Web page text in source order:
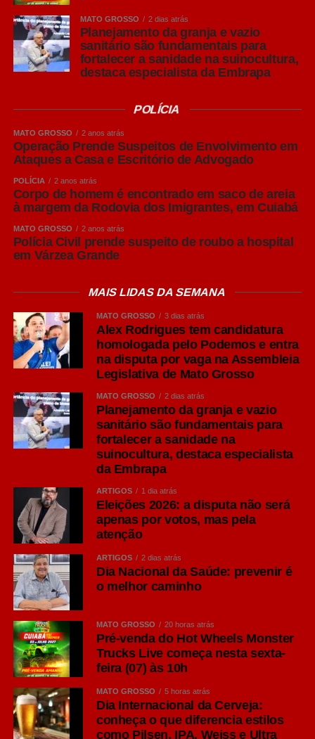
MATO GROSSO 2 dias atrás
Planejamento da granja e vazio
sanitário são fundamentais para
fortalecer a sanidade na suinocultura,
destaca especialista da Embrapa
POLÍCIA
MATO GROSSO 2 anos atrás
Operação Prende Suspeitos de Envolvimento em
Ataques a Casa e Escritório de Advogado
POLÍCIA 2 anos atrás
Corpo de homem é encontrado em saco de areia
à margem da Rodovia dos Imigrantes, em Cuiabá
MATO GROSSO 2 anos atrás
Polícia Civil prende suspeito de roubo a hospital
em Várzea Grande
MAIS LIDAS DA SEMANA
MATO GROSSO 3 dias atrás
Alex Rodrigues tem candidatura
homologada pelo Podemos e entra
na disputa por vaga na Assembleia
Legislativa de Mato Grosso
MATO GROSSO 2 dias atrás
Planejamento da granja e vazio
sanitário são fundamentais para
fortalecer a sanidade na
suinocultura, destaca especialista
da Embrapa
ARTIGOS 1 dia atrás
Eleições 2026: a disputa não será
apenas por votos, mas pela
atenção
ARTIGOS 2 dias atrás
Dia Nacional da Saúde: prevenir é
o melhor caminho
MATO GROSSO 20 horas atrás
Pré-venda do Hot Wheels Monster
Trucks Live começa nesta sexta-
feira (07) às 10h
MATO GROSSO 5 horas atrás
Dia Internacional da Cerveja:
conheça o que diferencia estilos
como Pilsen, IPA, Weiss e Ultra